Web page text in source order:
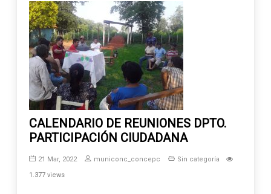
CALENDARIO DE REUNIONES DPTO.
PARTICIPACIÓN CIUDADANA
21 Mar, 2022 municonc_concepc
Sin categoría
1.377 views